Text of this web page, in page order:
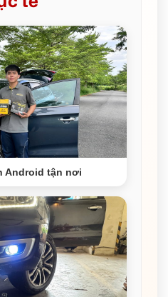
Android tận nơi